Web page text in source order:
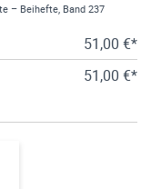
– Beihefte, Band 237
51,00 €*
51,00 €*